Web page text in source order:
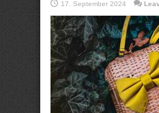
17. September 2024